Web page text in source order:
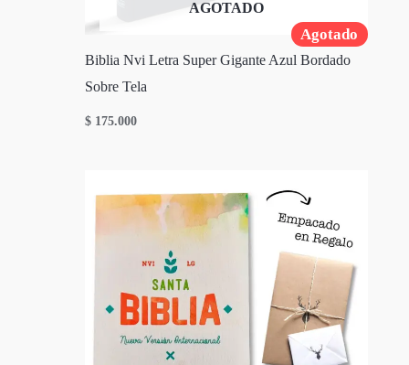
Agotado
AGOTADO
Biblia Nvi Letra Super Gigante Azul Bordado
Sobre Tela
$ 175.000